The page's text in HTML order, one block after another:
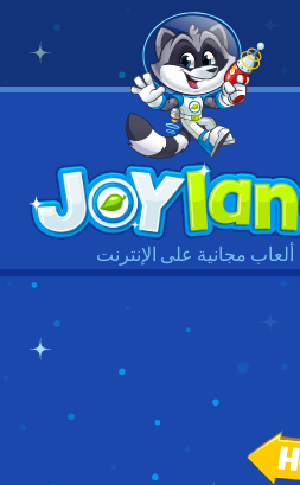
ألعاب مجانية على الإنترنت